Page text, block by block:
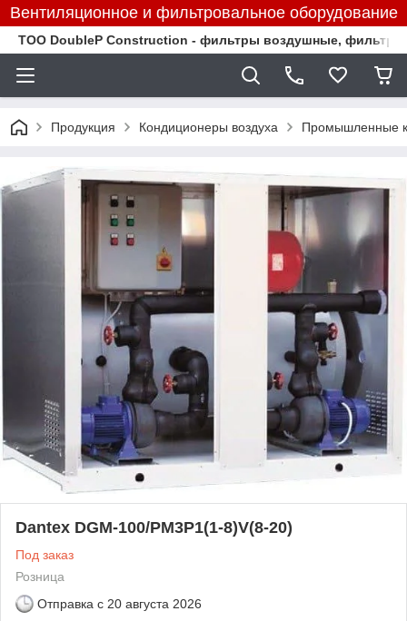
Вентиляционное и фильтровальное оборудование
TOO DoubleP Construction - фильтры воздушные,
Продукция Кондиционеры воздуха Промышленные
Dantex DGM-100/PM3P1(1-8)V(8-20)
Под заказ
Розница
Отправка с 20 августа 2026